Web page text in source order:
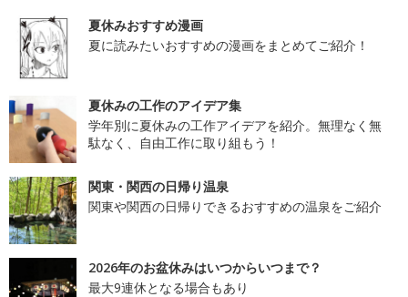
夏休みおすすめ漫画
夏に読みたいおすすめの漫画をまとめてご紹介！
夏休みの工作のアイデア集
学年別に夏休みの工作アイデアを紹介。無理なく無
駄なく、自由工作に取り組もう！
関東・関西の日帰り温泉
関東や関西の日帰りできるおすすめの温泉をご紹介
2026年のお盆休みはいつからいつまで？
最大9連休となる場合もあり